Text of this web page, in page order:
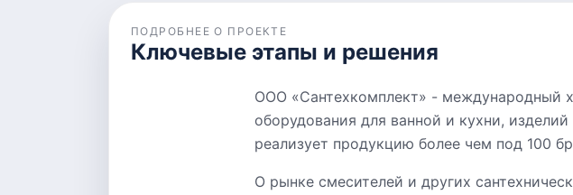
ПОДРОБНЕЕ О ПРОЕКТЕ
Ключевые этапы и решения
ООО «Сантехкомплект» - международный
оборудования для ванной и кухни,
реализует продукцию более чем под 100
О рынке смесителей и других